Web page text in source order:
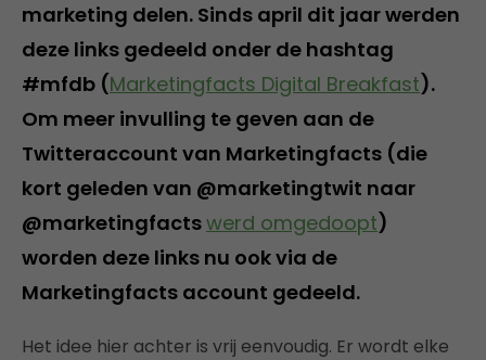
marketing delen. Sinds april dit jaar werden
deze links gedeeld onder de hashtag
#mfdb (Marketingfacts Digital Breakfast).
Om meer invulling te geven aan de
Twitteraccount van Marketingfacts (die
kort geleden van @marketingtwit naar
@marketingfactswerd omgedoopt)
worden deze links nu ook via de
Marketingfacts account gedeeld.
Het idee hier achter is vrij eenvoudig. Er wordt elke